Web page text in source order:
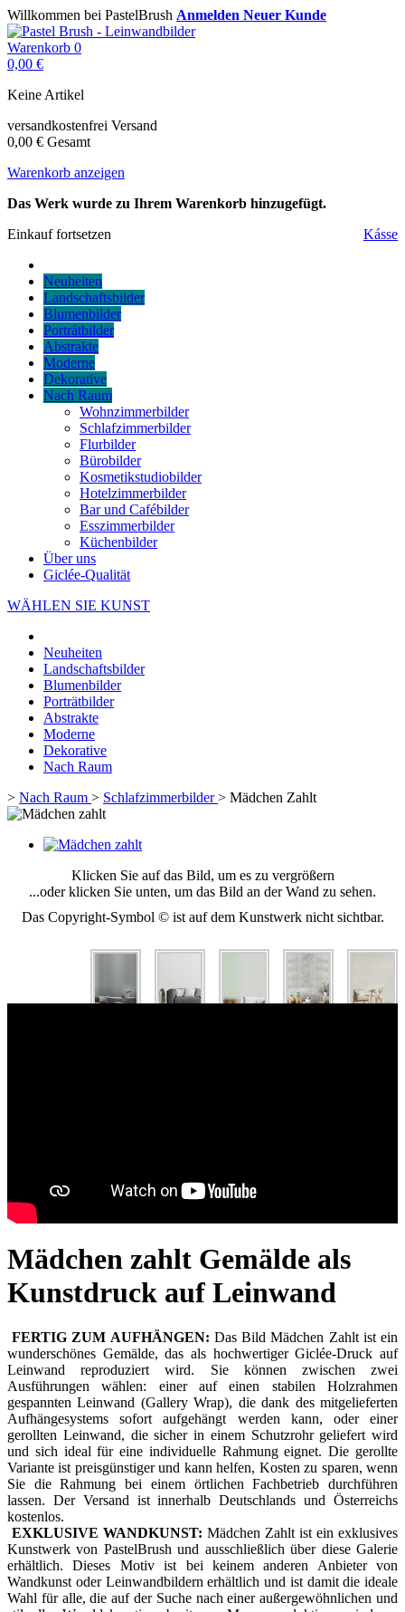
Willkommen bei PastelBrush Anmelden Neuer Kunde
Warenkorb 0
0,00 €
Keine Artikel
versandkostenfrei Versand
0,00 € Gesamt
Warenkorb anzeigen
Das Werk wurde zu Ihrem Warenkorb hinzugefügt.
Einkauf fortsetzen
Kásse
Neuheiten
Landschaftsbilder
Blumenbilder
Porträtbilder
Abstrakte
Moderne
Dekorative
Nach Raum
Wohnzimmerbilder
Schlafzimmerbilder
Flurbilder
Bürobilder
Kosmetikstudiobilder
Hotelzimmerbilder
Bar und Cafébilder
Esszimmerbilder
Küchenbilder
Über uns
Giclée-Qualität
WÄHLEN SIE KUNST
Neuheiten
Landschaftsbilder
Blumenbilder
Porträtbilder
Abstrakte
Moderne
Dekorative
Nach Raum
> Nach Raum > Schlafzimmerbilder> Mädchen Zahlt
Klicken Sie auf das Bild, um es zu vergrößern
...oder klicken Sie unten, um das Bild an der Wand zu sehen.
Das Copyright-Symbol © ist auf dem Kunstwerk nicht sichtbar.
Mädchen zahlt Gemälde als
Kunstdruck auf Leinwand
FERTIG ZUM AUFHÄNGEN: Das Bild Mädchen Zahlt ist ein
wunderschönes Gemälde, das als hochwertiger Giclée-Druck auf
Leinwand reproduziert wird. Sie können zwischen zwei
Ausführungen wählen: einer auf einen stabilen Holzrahmen
gespannten Leinwand (Gallery Wrap), die dank des mitgelieferten
Aufhängesystems sofort aufgehängt werden kann, oder einer
gerollten Leinwand, die sicher in einem Schutzrohr geliefert wird
und sich ideal für eine individuelle Rahmung eignet. Die gerollte
Variante ist preisgünstiger und kann helfen, Kosten zu sparen, wenn
Sie die Rahmung bei einem örtlichen Fachbetrieb durchführen
lassen. Der Versand ist innerhalb Deutschlands und Österreichs
kostenlos.
EXKLUSIVE WANDKUNST: Mädchen Zahlt ist ein exklusives
Kunstwerk von PastelBrush und ausschließlich über diese Galerie
erhältlich. Dieses Motiv ist bei keinem anderen Anbieter von
Wandkunst oder Leinwandbildern erhältlich und ist damit die ideale
Wahl für alle, die auf der Suche nach einer außergewöhnlichen und